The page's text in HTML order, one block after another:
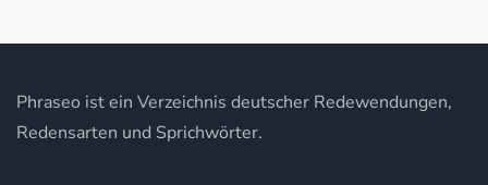
Phraseo ist ein Verzeichnis deutscher Redewendungen,
Redensarten und Sprichwörter.